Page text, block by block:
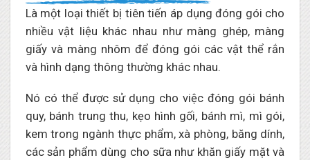
Là một loại thiết bị tiên tiến áp dụng đóng gói cho
nhiều vật liệu khác nhau như màng ghép, màng
giấy và màng nhôm để đóng gói các vật thể rắn
và hình dạng thông thường khác nhau.
Nó có thể được sử dụng cho việc đóng gói bánh
quy, bánh trung thu, kẹo hình gối, bánh mì, mì gói,
kem trong ngành thực phẩm, xà phòng, băng dính,
các sản phẩm dùng cho sữa như khăn giấy mặt và